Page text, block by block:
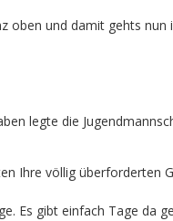
oben und damit gehts nun
legte die
Ihre völlig überforderten
Es gibt einfach Tage da